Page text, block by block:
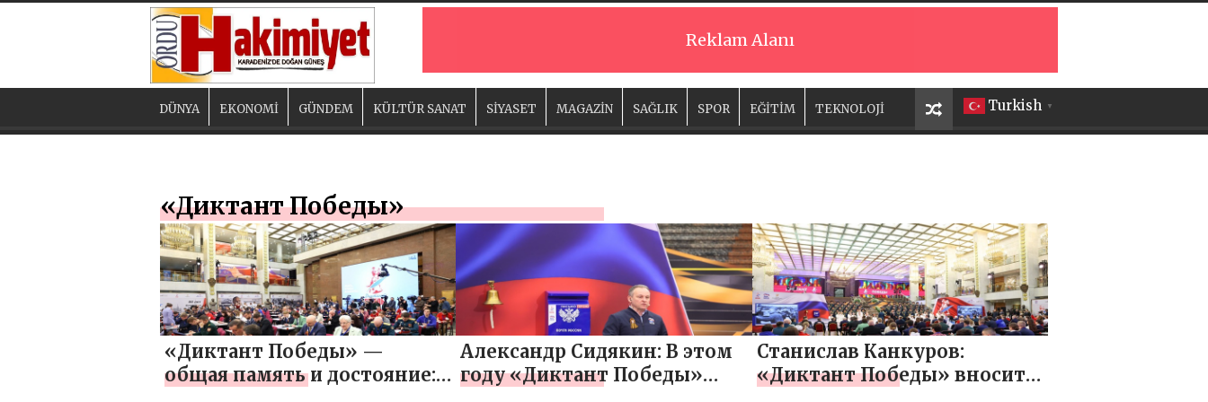
Reklam Alanı
Turkish ▼
DÜNYA EKONOMİ GÜNDEM KÜLTÜR SANAT SİYASET MAGAZİN SAĞLIK SPOR EĞİTİM TEKNOLOJİ
«Диктант Победы»
«Диктант Победы» —
общая память и достояние:
Александр Сидякин: В этом
году «Диктант Победы»
Станислав Канкуров:
«Диктант Победы» вносит